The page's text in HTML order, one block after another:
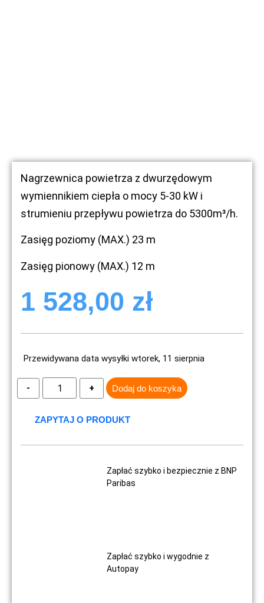
Nagrzewnica powietrza z dwurzędowym
wymiennikiem ciepła o mocy 5-30 kW i
strumieniu przepływu powietrza do 5300m³/h.
Zasięg poziomy (MAX.) 23 m
Zasięg pionowy (MAX.) 12 m
1 528,00 zł
Przewidywana data wysyłki wtorek, 11 sierpnia
Dodaj do koszyka
ZAPYTAJ O PRODUKT
Zapłać szybko i bezpiecznie z BNP
Paribas
Zapłać szybko i wygodnie z
Autopay